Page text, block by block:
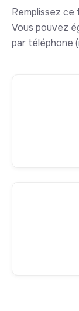
Remplissez ce
Vous pouvez
par téléphone